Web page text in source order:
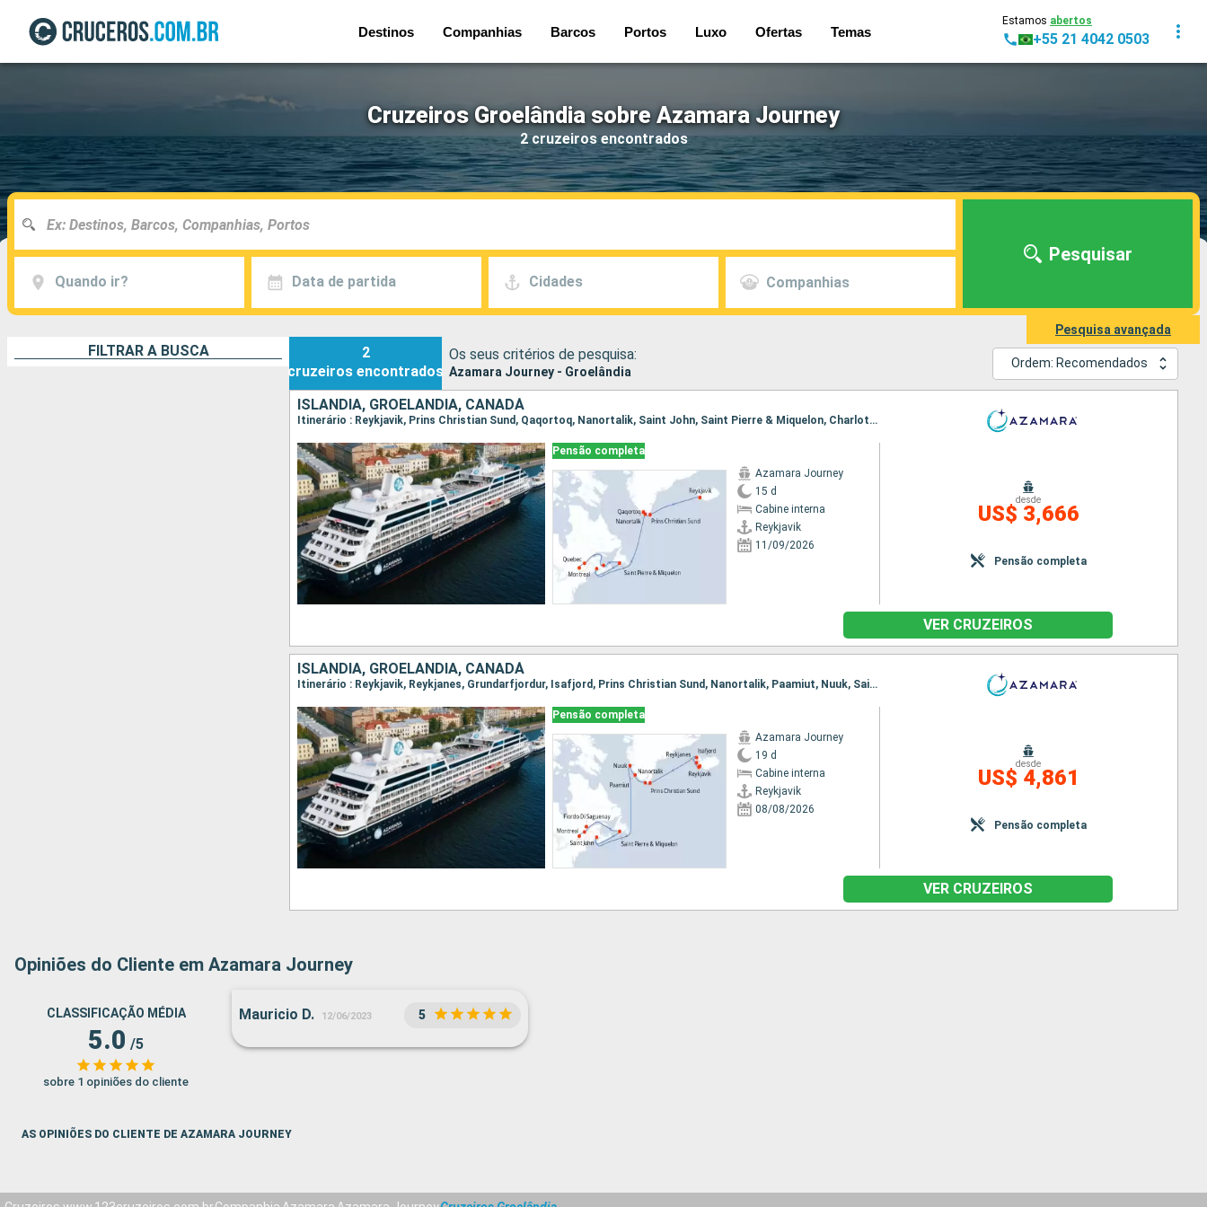
Destinos Companhias Barcos Portos Luxo Ofertas Temas
Estamos abertos
+55 21 4042 0503
Cruzeiros Groelândia sobre Azamara Journey
2 cruzeiros encontrados
Quando ir? Data de partida Cidades Companhias
Pesquisar
Pesquisa avançada
FILTRAR A BUSCA
2
cruzeiros encontrados
Os seus critérios de pesquisa:
Azamara Journey - Groelândia
Ordem: Recomendados
ISLÂNDIA, GROELÂNDIA, CANADÁ
Itinerário : Reykjavik, Prins Christian Sund, Qaqortoq, Nanortalik, Saint John, Saint Pierre & Miquelon, Charlottetown, Quebec, Montreal
Pensão completa
Azamara Journey
15 d
Cabine interna
Reykjavik
11/09/2026
desde
US$ 3,666
Pensão completa
VER CRUZEIROS
ISLÂNDIA, GROELÂNDIA, CANADÁ
Itinerário : Reykjavik, Reykjanes, Grundarfjordur, Isafjord, Prins Christian Sund, Nanortalik, Paamiut, Nuuk, Saint John, Saint Pierre & Miquelon, Fiordo Di Saguenay, Saguenay, Quebec, Montreal
Pensão completa
Azamara Journey
19 d
Cabine interna
Reykjavik
08/08/2026
desde
US$ 4,861
Pensão completa
VER CRUZEIROS
Opiniões do Cliente em Azamara Journey
CLASSIFICAÇÃO MÉDIA
5.0 /5
sobre 1 opiniões do cliente
Mauricio D. 12/06/2023 5
AS OPINIÕES DO CLIENTE DE AZAMARA JOURNEY